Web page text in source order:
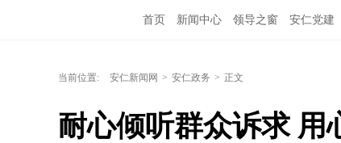
首页 新闻中心 领导之窗 安仁党建
当前位置: 安仁新闻网 > 安仁政务 > 正文
耐心倾听群众诉求 用